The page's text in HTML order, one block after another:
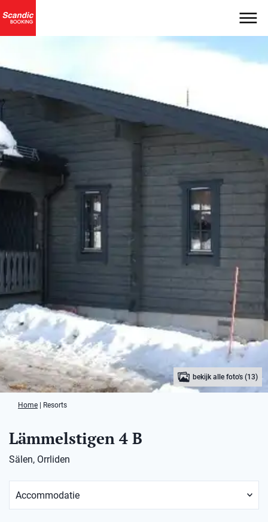
bekijk alle foto's (13)
Home Resorts
Lämmelstigen 4 B
Sälen, Orrliden